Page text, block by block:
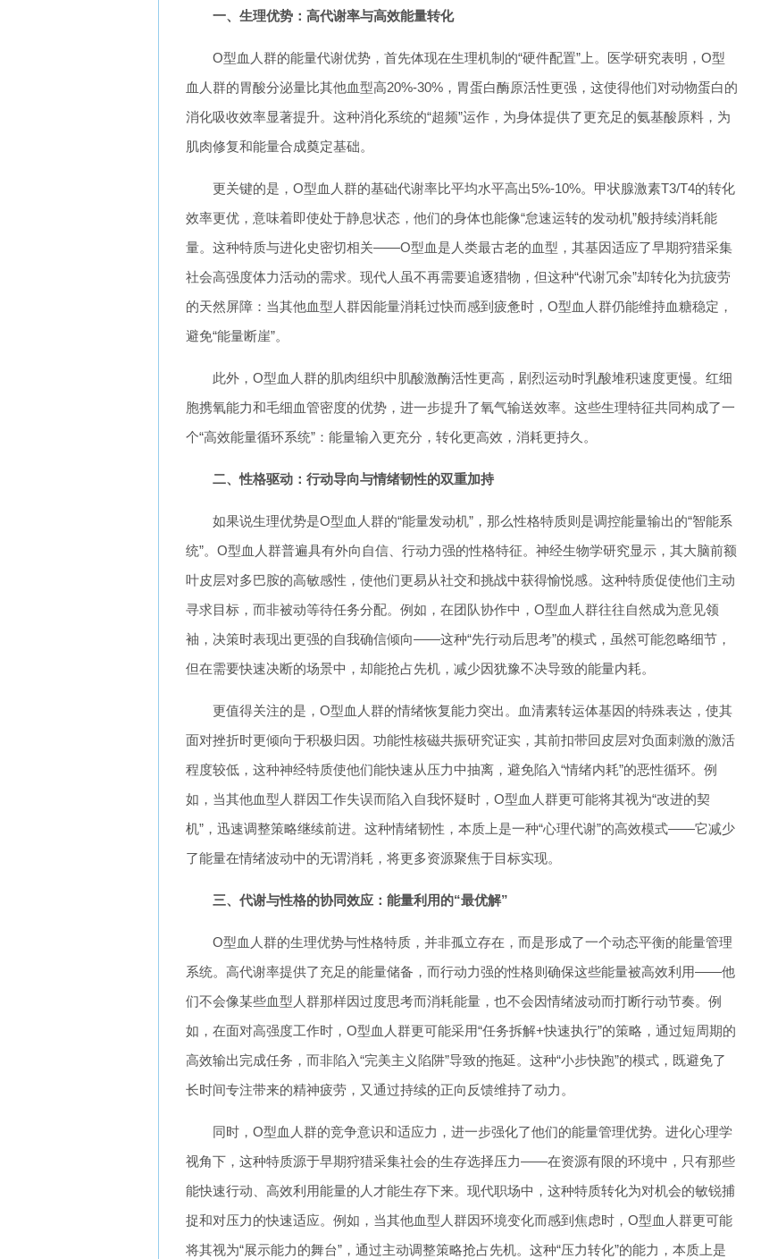
一、生理优势：高代谢率与高效能量转化
O型血人群的能量代谢优势，首先体现在生理机制的“硬件配置”上。医学研究表明，O型
血人群的胃酸分泌量比其他血型高20%-30%，胃蛋白酶原活性更强，这使得他们对动物蛋白的
消化吸收效率显著提升。这种消化系统的“超频”运作，为身体提供了更充足的氨基酸原料，为
肌肉修复和能量合成奠定基础。
更关键的是，O型血人群的基础代谢率比平均水平高出5%-10%。甲状腺激素T3/T4的转化
效率更优，意味着即使处于静息状态，他们的身体也能像“怠速运转的发动机”般持续消耗能
量。这种特质与进化史密切相关——O型血是人类最古老的血型，其基因适应了早期狩猎采集
社会高强度体力活动的需求。现代人虽不再需要追逐猎物，但这种“代谢冗余”却转化为抗疲劳
的天然屏障：当其他血型人群因能量消耗过快而感到疲惫时，O型血人群仍能维持血糖稳定，
避免“能量断崖”。
此外，O型血人群的肌肉组织中肌酸激酶活性更高，剧烈运动时乳酸堆积速度更慢。红细
胞携氧能力和毛细血管密度的优势，进一步提升了氧气输送效率。这些生理特征共同构成了一
个“高效能量循环系统”：能量输入更充分，转化更高效，消耗更持久。
二、性格驱动：行动导向与情绪韧性的双重加持
如果说生理优势是O型血人群的“能量发动机”，那么性格特质则是调控能量输出的“智能系
统”。O型血人群普遍具有外向自信、行动力强的性格特征。神经生物学研究显示，其大脑前额
叶皮层对多巴胺的高敏感性，使他们更易从社交和挑战中获得愉悦感。这种特质促使他们主动
寻求目标，而非被动等待任务分配。例如，在团队协作中，O型血人群往往自然成为意见领
袖，决策时表现出更强的自我确信倾向——这种“先行动后思考”的模式，虽然可能忽略细节，
但在需要快速决断的场景中，却能抢占先机，减少因犹豫不决导致的能量内耗。
更值得关注的是，O型血人群的情绪恢复能力突出。血清素转运体基因的特殊表达，使其
面对挫折时更倾向于积极归因。功能性核磁共振研究证实，其前扣带回皮层对负面刺激的激活
程度较低，这种神经特质使他们能快速从压力中抽离，避免陷入“情绪内耗”的恶性循环。例
如，当其他血型人群因工作失误而陷入自我怀疑时，O型血人群更可能将其视为“改进的契
机”，迅速调整策略继续前进。这种情绪韧性，本质上是一种“心理代谢”的高效模式——它减少
了能量在情绪波动中的无谓消耗，将更多资源聚焦于目标实现。
三、代谢与性格的协同效应：能量利用的“最优解”
O型血人群的生理优势与性格特质，并非孤立存在，而是形成了一个动态平衡的能量管理
系统。高代谢率提供了充足的能量储备，而行动力强的性格则确保这些能量被高效利用——他
们不会像某些血型人群那样因过度思考而消耗能量，也不会因情绪波动而打断行动节奏。例
如，在面对高强度工作时，O型血人群更可能采用“任务拆解+快速执行”的策略，通过短周期的
高效输出完成任务，而非陷入“完美主义陷阱”导致的拖延。这种“小步快跑”的模式，既避免了
长时间专注带来的精神疲劳，又通过持续的正向反馈维持了动力。
同时，O型血人群的竞争意识和适应力，进一步强化了他们的能量管理优势。进化心理学
视角下，这种特质源于早期狩猎采集社会的生存选择压力——在资源有限的环境中，只有那些
能快速行动、高效利用能量的人才能生存下来。现代职场中，这种特质转化为对机会的敏锐捕
捉和对压力的快速适应。例如，当其他血型人群因环境变化而感到焦虑时，O型血人群更可能
将其视为“展示能力的舞台”，通过主动调整策略抢占先机。这种“压力转化”的能力，本质上是